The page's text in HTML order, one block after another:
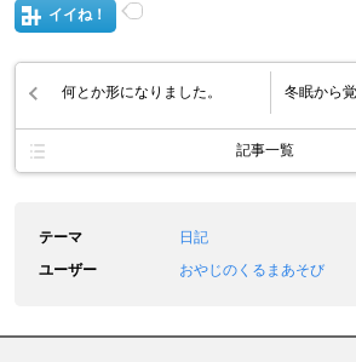
イイね！
何とか形になりました。 冬眠から
記事一覧
テーマ
日記
ユーザー
おやじのくるまあそび